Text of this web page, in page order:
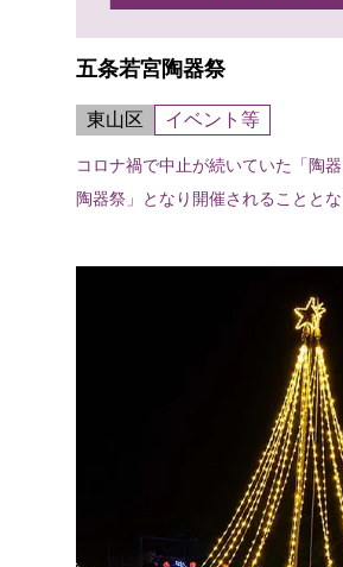
五条若宮陶器祭
東山区 イベント等
コロナ禍で中止が続いていた「陶
陶器祭」となり開催されることとな